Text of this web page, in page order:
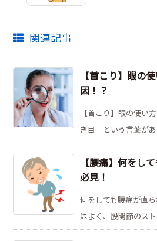
関連記事
【首こり】眼の
因！？
【首こり】眼の使い
き目」という言葉が
【腰痛】何をし
必見！
何をしても腰痛が直
はよく、股関節のス